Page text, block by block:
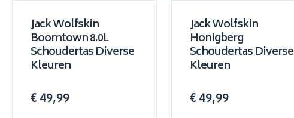
Jack Wolfskin
Boomtown 8.0L
Schoudertas Diverse
Kleuren
€ 49,99
Jack Wolfskin
Honigberg
Schoudertas Diverse
Kleuren
€ 49,99